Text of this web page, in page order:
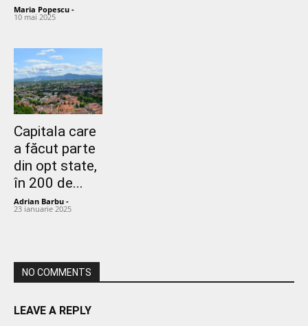
Maria Popescu -
10 mai 2025
Capitala care
a făcut parte
din opt state,
în 200 de...
Adrian Barbu -
23 ianuarie 2025
NO COMMENTS
LEAVE A REPLY